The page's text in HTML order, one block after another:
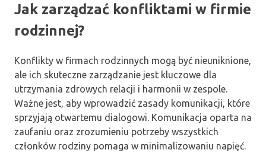
Jak zarządzać konfliktami w firmie
rodzinnej?
Konflikty w firmach rodzinnych mogą być nieuniknione,
ale ich skuteczne zarządzanie jest kluczowe dla
utrzymania zdrowych relacji i harmonii w zespole.
Ważne jest, aby wprowadzić zasady komunikacji, które
sprzyjają otwartemu dialogowi. Komunikacja oparta na
zaufaniu oraz zrozumieniu potrzeby wszystkich
członków rodziny pomaga w minimalizowaniu napięć.